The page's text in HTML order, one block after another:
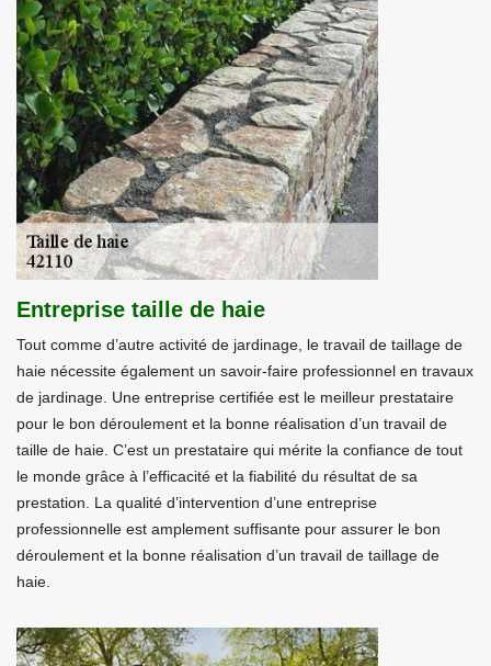
Entreprise taille de haie
Tout comme d’autre activité de jardinage, le travail de taillage de
haie nécessite également un savoir-faire professionnel en travaux
de jardinage. Une entreprise certifiée est le meilleur prestataire
pour le bon déroulement et la bonne réalisation d’un travail de
taille de haie. C’est un prestataire qui mérite la confiance de tout
le monde grâce à l’efficacité et la fiabilité du résultat de sa
prestation. La qualité d’intervention d’une entreprise
professionnelle est amplement suffisante pour assurer le bon
déroulement et la bonne réalisation d’un travail de taillage de
haie.